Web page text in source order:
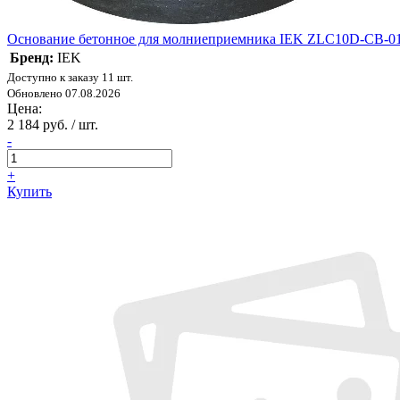
Основание бетонное для молниеприемника IEK ZLC10D-CB-
Бренд: IEK
Доступно к заказу 11 шт.
Обновлено 07.08.2026
Цена:
2 184 руб. / шт.
-
+
Купить